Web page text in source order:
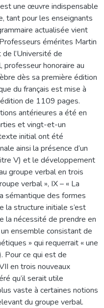
une œuvre indispensable
tant pour les enseignants
actualisée vient
émérites Martin
l’Université de
professeur honoraire au
dès sa première édition
du français est mise à
de 1109 pages.
antérieures a été en
et vingt-et-un
initial ont été
ainsi la présence d’un
V) et le développement
groupe verbal en trois
verbal », IX – « La
sémantique des formes
la structure initiale s’est
la nécessité de prendre en
ensemble consistant de
» qui requerrait « une
Pour ce qui est de
en trois nouveaux
qu’il serait utile
vaste à certaines notions
du groupe verbal.